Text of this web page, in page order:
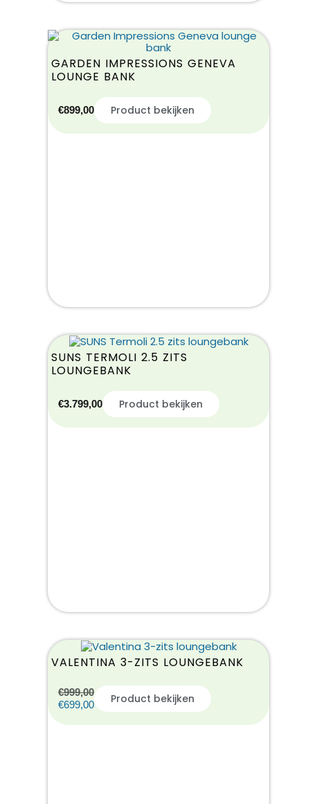
GARDEN IMPRESSIONS GENEVA
LOUNGE BANK
€899,00 Product bekijken
SUNS TERMOLI 2.5 ZITS
LOUNGEBANK
€3.799,00 Product bekijken
VALENTINA 3-ZITS LOUNGEBANK
€999,00
€699,00 Product bekijken